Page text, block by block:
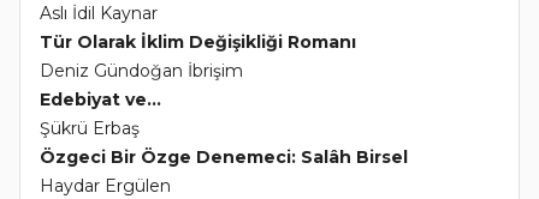
Aslı İdil Kaynar
Tür Olarak İklim Değişikliği Romanı
Deniz Gündoğan İbrişim
Edebiyat ve...
Şükrü Erbaş
Özgeci Bir Özge Denemeci: Salâh Birsel
Haydar Ergülen